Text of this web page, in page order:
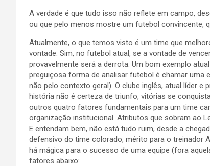
A verdade é que tudo isso não reflete em campo,
ou que pelo menos mostre um futebol convincente,
Atualmente, o que temos visto é um time que
vontade. Sim, no futebol atual, se a vontade de
provavelmente será a derrota. Um bom exemplo
preguiçosa forma de analisar futebol é chamar uma
não pelo contexto geral). O clube inglês, atual líder
história não é certeza de triunfo, vitórias se
outros quatro fatores fundamentais para um time
organização institucional. Atributos que sobram ao
E entendam bem, não está tudo ruim, desde a
defensivo do time colorado, mérito para o treinador
há mágica para o sucesso de uma equipe (fora
fatores abaixo: